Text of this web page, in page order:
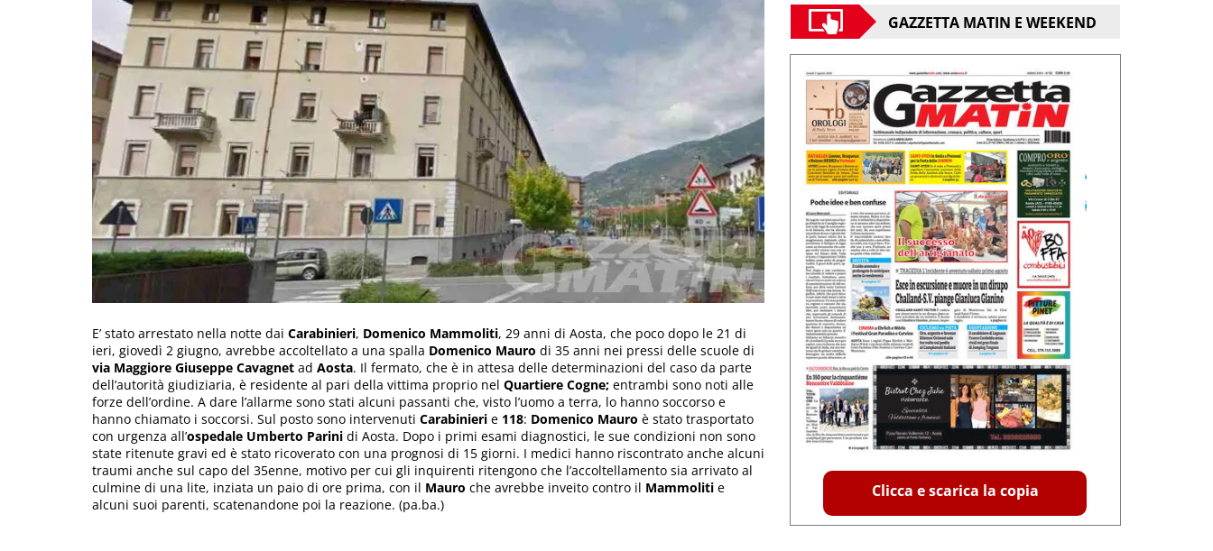
E’ stato arrestato nella notte dai Carabinieri, Domenico Mammoliti, 29 anni di Aosta, che poco dopo le 21 di
ieri, giovedì 2 giugno, avrebbe accoltellato a una spalla Domenico Mauro di 35 anni nei pressi delle scuole di
via Maggiore Giuseppe Cavagnet ad Aosta. Il fermato, che è in attesa delle determinazioni del caso da parte
dell’autorità giudiziaria, è residente al pari della vittima proprio nel Quartiere Cogne; entrambi sono noti alle
forze dell’ordine. A dare l’allarme sono stati alcuni passanti che, visto l’uomo a terra, lo hanno soccorso e
hanno chiamato i soccorsi. Sul posto sono intervenuti Carabinieri e 118: Domenico Mauro è stato trasportato
con urgenza all’ospedale Umberto Parini di Aosta. Dopo i primi esami diagnostici, le sue condizioni non sono
state ritenute gravi ed è stato ricoverato con una prognosi di 15 giorni. I medici hanno riscontrato anche alcuni
traumi anche sul capo del 35enne, motivo per cui gli inquirenti ritengono che l’accoltellamento sia arrivato al
culmine di una lite, inziata un paio di ore prima, con il Mauro che avrebbe inveito contro il Mammoliti e
alcuni suoi parenti, scatenandone poi la reazione. (pa.ba.)
GAZZETTA MATIN E WEEKEND
Clicca e scarica la copia